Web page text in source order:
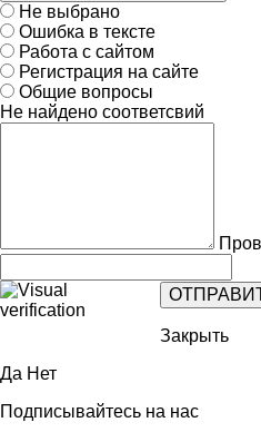
Не выбрано
Ошибка в тексте
Работа с сайтом
Регистрация на сайте
Общие вопросы
Не найдено соответсвий
Закрыть
Да Нет
Подписывайтесь на нас